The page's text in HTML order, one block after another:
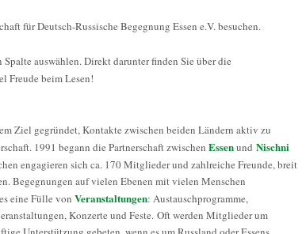
für Deutsch-Russische Begegnung Essen e.V. besuchen.
auswählen. Direkt darunter finden Sie über die
Freude beim Lesen!
Ziel gegründet, Kontakte zwischen beiden Ländern aktiv zu
1991 begann die Partnerschaft zwischen Essenund Nischni
engagieren sich ca. 170 Mitglieder und zahlreiche Freunde, breit
Begegnungen auf vielen Ebenen mit vielen Menschen
eine Fülle von Veranstaltungen: Austauschprogramme,
Konzerte und Feste. Oft werden Mitglieder um